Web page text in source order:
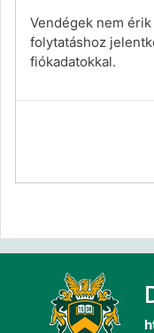
Vendégek nem
folytatáshoz
fiókadatokkal.